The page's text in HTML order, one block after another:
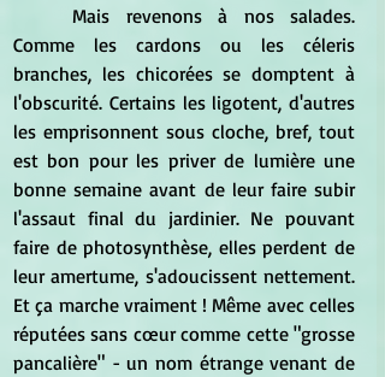
Comme les cardons ou les céleris
branches, les chicorées se domptent à
l'obscurité. Certains les ligotent, d'autres
les emprisonnent sous cloche, bref, tout
est bon pour les priver de lumière une
bonne semaine avant de leur faire subir
l'assaut final du jardinier. Ne pouvant
faire de photosynthèse, elles perdent de
leur amertume, s'adoucissent nettement.
Et ça marche vraiment ! Même avec celles
réputées sans cœur comme cette "grosse
pancalière" - un nom étrange venant de